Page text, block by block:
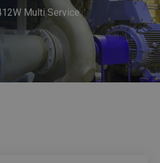
Multi Service